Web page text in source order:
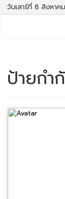
วันเสาร์ที่ 8 สิงหา
ป้ายกำ